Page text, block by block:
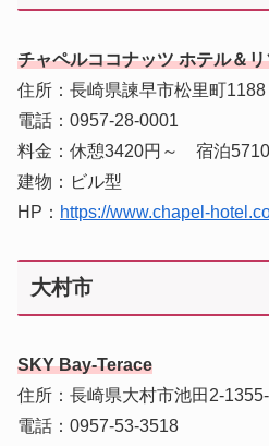
チャペルココナッツ ホテル＆
住所：長崎県諫早市松里町1188
電話：0957-28-0001
料金：休憩3420円～ 宿泊
建物：ビル型
HP： https://www.chapel-
大村市
SKY Bay-Terace
住所：長崎県大村市池田2-
電話：0957-53-3518